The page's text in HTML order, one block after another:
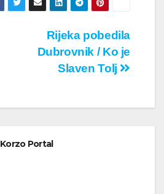
Rijeka pobedila
Dubrovnik / Ko je
Slaven Tolj
Korzo Portal